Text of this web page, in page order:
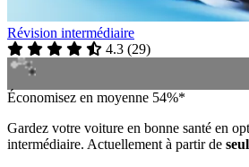
Révision intermédiaire
4.3 (29)
Économisez en moyenne 54%*
Gardez votre voiture en bonne santé en
intermédiaire. Actuellement à partir de